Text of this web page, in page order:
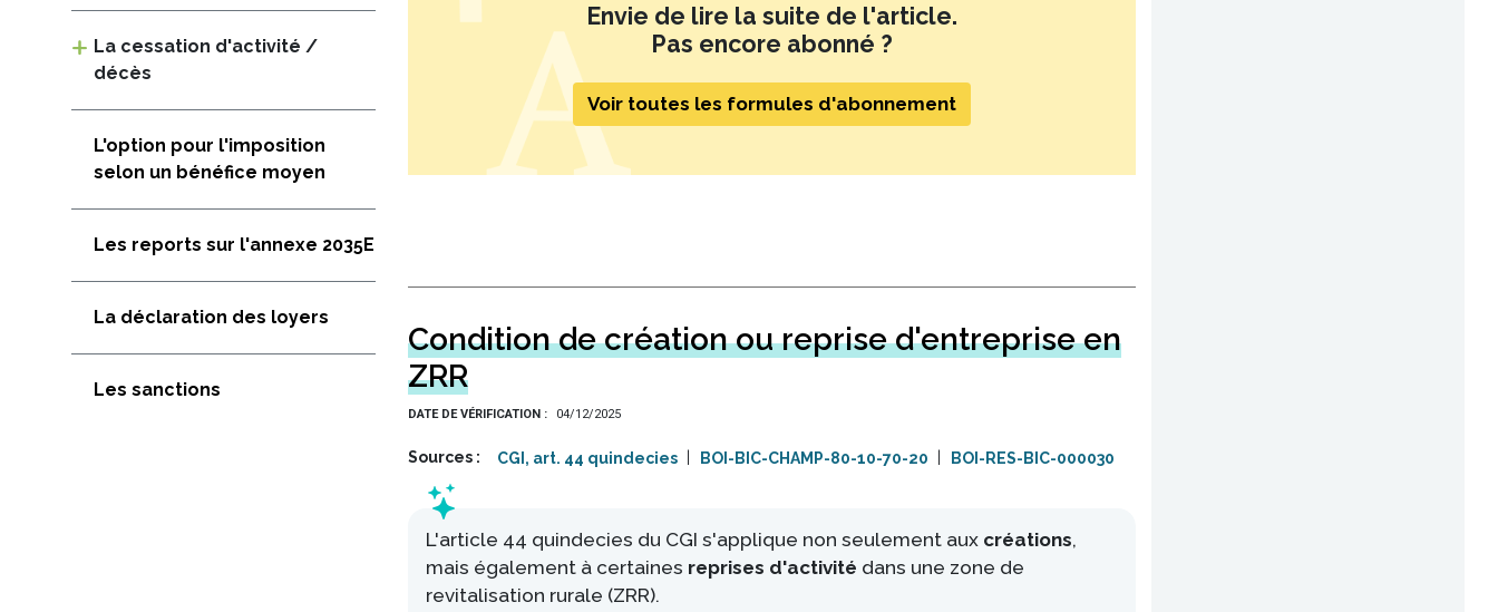
Envie de lire la suite de l'article.
Pas encore abonné ?
Voir toutes les formules d'abonnement
Condition de création ou reprise d'entreprise en
ZRR
DATE DE VÉRIFICATION 04/12/2025
Sources CGI, art. 44 quindecies BOI-BIC-CHAMP-80-10-70-20 BOI-RES-BIC-000030
L'article 44 quindecies du CGI s'applique non seulement aux créations,
mais également à certaines reprises d'activité dans une zone de
revitalisation rurale (ZRR).
La cessation d'activité /
décès
L'option pour l'imposition
selon un bénéfice moyen
Les reports sur l'annexe 2035E
La déclaration des loyers
Les sanctions